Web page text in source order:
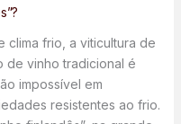
clima frio, a viticultura de
de vinho tradicional é
impossível em
resistentes ao frio.